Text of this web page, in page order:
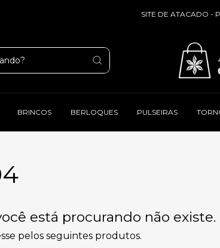
SITE DE ATACADO -
BRINCOS BERLOQUES PULSEIRAS
está procurando não existe.
pelos seguintes produtos.